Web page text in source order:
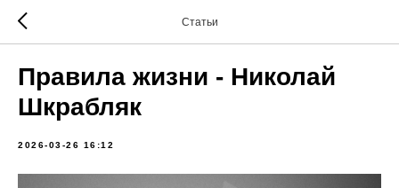
Статьи
Правила жизни - Николай
Шкрабляк
2026-03-26 16:12